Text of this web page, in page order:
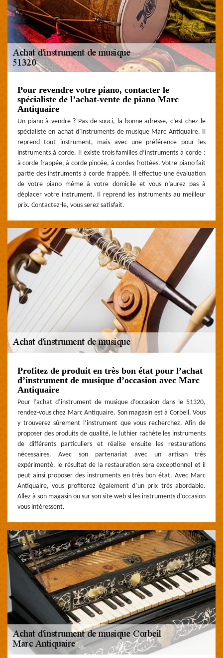
Pour revendre votre piano, contacter le
spécialiste de l’achat-vente de piano Marc
Antiquaire
Un piano à vendre ? Pas de souci, la bonne adresse, c’est chez le
spécialiste en achat d’instruments de musique Marc Antiquaire. Il
reprend tout instrument, mais avec une préférence pour les
instruments à corde. Il existe trois familles d’instruments à corde :
à corde frappée, à corde pincée, à cordes frottées. Votre piano fait
partie des instruments à corde frappée. Il effectue une évaluation
de votre piano même à votre domicile et vous n’aurez pas à
déplacer votre instrument. Il reprend les instruments au meilleur
prix. Contactez-le, vous serez satisfait.
Profitez de produit en très bon état pour l’achat
d’instrument de musique d’occasion avec Marc
Antiquaire
Pour l’achat d’instrument de musique d’occasion dans le 51320,
rendez-vous chez Marc Antiquaire. Son magasin est à Corbeil. Vous
y trouverez sûrement l’instrument que vous recherchez. Afin de
proposer des produits de qualité, le luthier rachète les instruments
de différents particuliers et réalise ensuite les restaurations
nécessaires. Avec son partenariat avec un artisan très
expérimenté, le résultat de la restauration sera exceptionnel et il
peut ainsi proposer des instruments en très bon état. Avec Marc
Antiquaire, vous profiterez également d’un prix très abordable.
Allez à son magasin ou sur son site web si les instruments d’occasion
vous intéressent.